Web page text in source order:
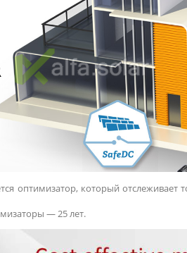
оптимизатор, который
— 25 лет.